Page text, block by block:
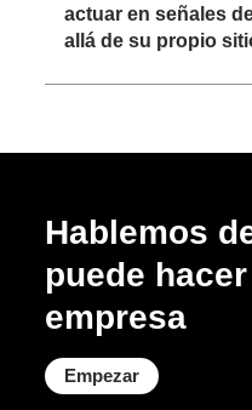
actuar en señales
allá de su propio
Hablemos
puede
empresa
Empezar